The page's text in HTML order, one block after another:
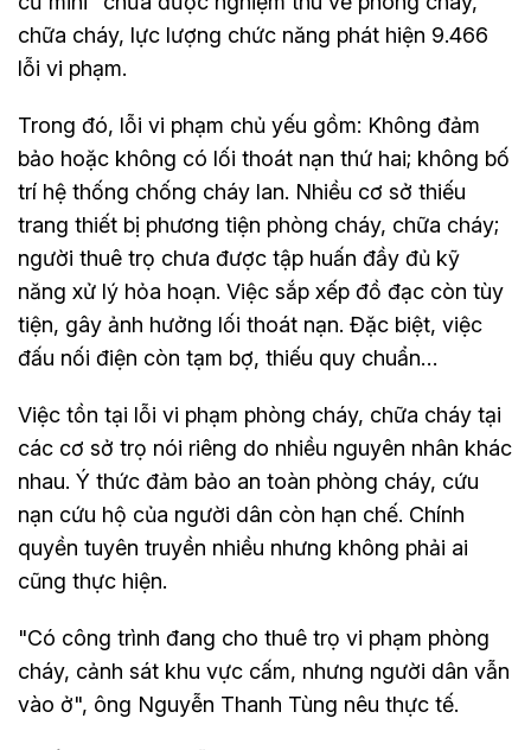
chữa cháy, lực lượng chức năng phát hiện 9.466
lỗi vi phạm.
Trong đó, lỗi vi phạm chủ yếu gồm: Không đảm
bảo hoặc không có lối thoát nạn thứ hai; không bố
trí hệ thống chống cháy lan. Nhiều cơ sở thiếu
trang thiết bị phương tiện phòng cháy, chữa cháy;
người thuê trọ chưa được tập huấn đầy đủ kỹ
năng xử lý hỏa hoạn. Việc sắp xếp đồ đạc còn tùy
tiện, gây ảnh hưởng lối thoát nạn. Đặc biệt, việc
đấu nối điện còn tạm bợ, thiếu quy chuẩn…
Việc tồn tại lỗi vi phạm phòng cháy, chữa cháy tại
các cơ sở trọ nói riêng do nhiều nguyên nhân khác
nhau. Ý thức đảm bảo an toàn phòng cháy, cứu
nạn cứu hộ của người dân còn hạn chế. Chính
quyền tuyên truyền nhiều nhưng không phải ai
cũng thực hiện.
"Có công trình đang cho thuê trọ vi phạm phòng
cháy, cảnh sát khu vực cấm, nhưng người dân vẫn
vào ở", ông Nguyễn Thanh Tùng nêu thực tế.